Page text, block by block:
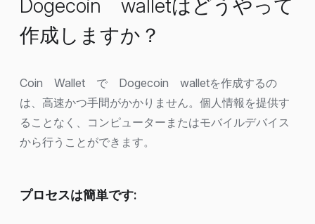
Dogecoin walletはどうやって
作成しますか？
Coin Wallet で Dogecoin walletを作成するの
は、高速かつ手間がかかりません。個人情報を提供す
ることなく、コンピューターまたはモバイルデバイス
から行うことができます。
プロセスは簡単です: